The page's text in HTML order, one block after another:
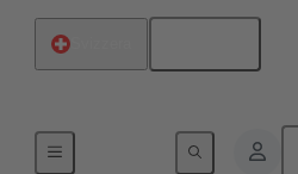
Correnti fino a 16 A